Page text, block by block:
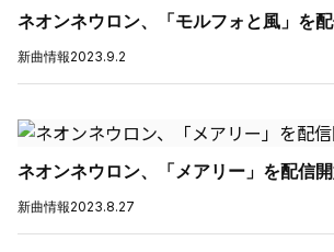
ネオンネウロン、「モルフォと風」を
新曲情報2023.9.2
ネオンネウロン、「メアリー」を配信
新曲情報2023.8.27